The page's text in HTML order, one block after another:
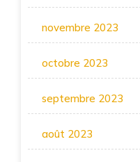
novembre 2023
octobre 2023
septembre 2023
août 2023